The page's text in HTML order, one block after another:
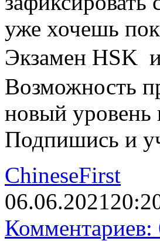
уже хочешь
Экзамен HSK
Возможность
новый уровень
Подпишись и
ChineseFirst
06.06.2021
Комментариев: